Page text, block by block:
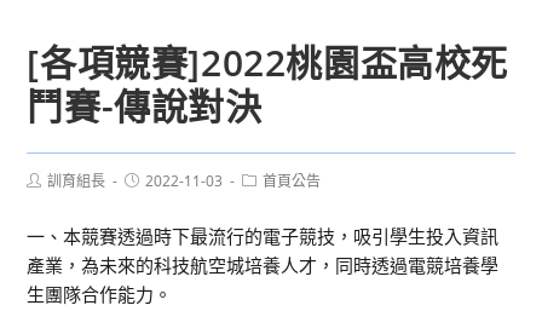
[各項競賽]2022桃園盃高校死
鬥賽-傳說對決
Post訓育組長
Post2022-11-03
Post首頁公告
一、本競賽透過時下最流行的電子競技，吸引學生投入資訊
產業，為未來的科技航空城培養人才，同時透過電競培養學
生團隊合作能力。